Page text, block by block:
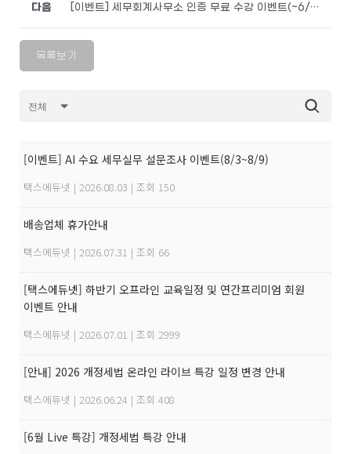
[이벤트] 세무회계사무소 인증 무료 수강 이벤트(~6/30까지 수강 가능)
다음
목록보기
[이벤트] AI 수요 세무실무 설문조사 이벤트(8/3~8/9)
택스에듀넷 | 2026.08.03 | 조회 150
배송업체 휴가안내
택스에듀넷 | 2026.07.31 | 조회 66
[택스에듀넷] 하반기 오프라인 교육일정 및 연간프리미엄 회원
이벤트 안내
택스에듀넷 | 2026.07.01 | 조회 2999
[안내] 2026 개정세법 온라인 라이브 특강 일정 변경 안내
택스에듀넷 | 2026.06.24 | 조회 408
[6월 Live 특강] 개정세법 특강 안내